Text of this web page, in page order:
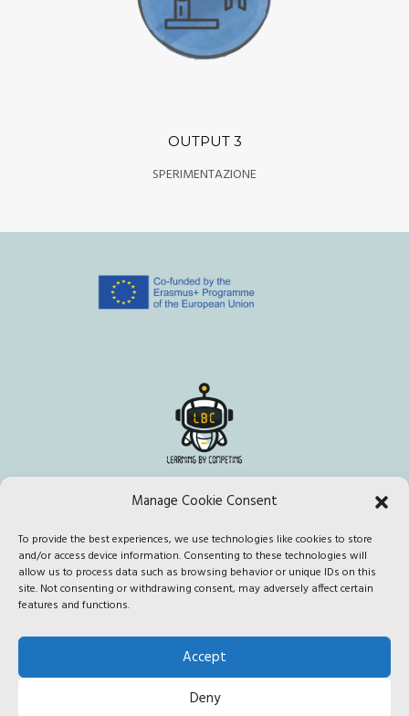
Manage Cookie Consent
To provide the best experiences, we use technologies like cookies to store
and/or access device information. Consenting to these technologies will
allow us to process data such as browsing behavior or unique IDs on this
site. Not consenting or withdrawing consent, may adversely affect certain
features and functions.
Accept
Deny
OUTPUT 3
SPERIMENTAZIONE
This project has been funded with support from the European
Commission. This publication [communication] reflects the views
only of the author, and the Commission cannot be held responsible
for any use which may be made of the information contained
therein.